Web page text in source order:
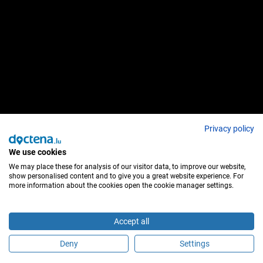
Privacy policy
We use cookies
We may place these for analysis of our visitor data, to improve our website,
show personalised content and to give you a great website experience. For
more information about the cookies open the cookie manager settings.
Accept all
Deny Settings